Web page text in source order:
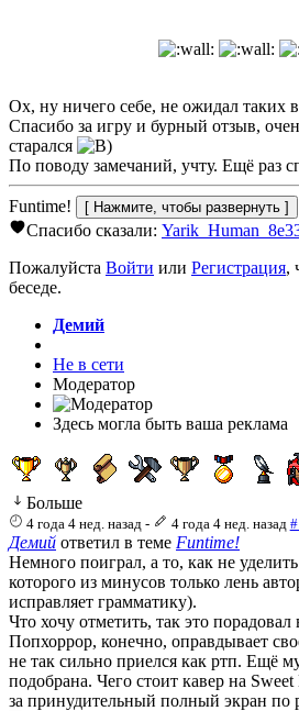
Ох, ну ничего себе, не ожидал таких
Спасибо за игру и бурный отзыв,
старался
По поводу замечаний, учту. Ещё раз
Funtime!
Спасибо сказали:
Пожалуйста Войти или Регистрация,
беседе.
Демий
Не в сети
Модератор
Здесь могла быть ваша реклама
Больше
4 года 4 нед. назад - 4 года 4 нед. назад
Демий ответил в теме Funtime!
Немного поиграл, а то, как не
которого из минусов только лень
исправляет грамматику).
Что хочу отметить, так это
Попхоррор, конечно, оправдывает
не так сильно приелся как ртп. Ещё
подобрана. Чего стоит кавер на
за принудительный полный экран по